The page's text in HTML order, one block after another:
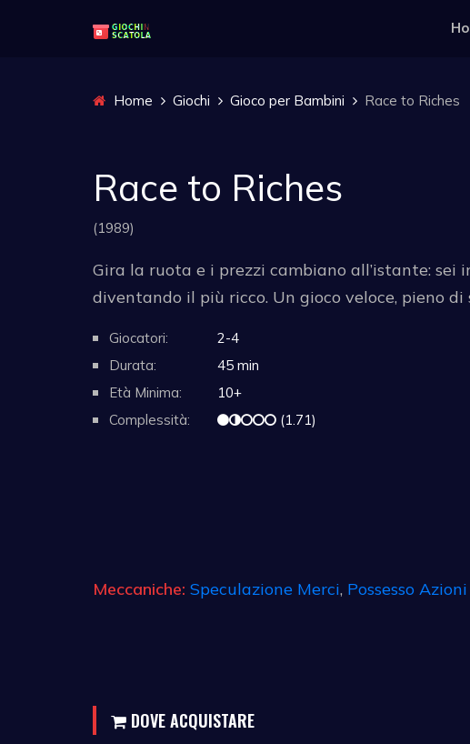
Home Giochi Gioco per Bambini Race to Riches
Race to Riches
(1989)
Gira la ruota e i prezzi cambiano all’istante: sei
diventando il più ricco. Un gioco veloce, pieno
Giocatori:
2-4
Durata:
45 min
Età Minima:
10+
Complessità:
(1.71)
Meccaniche: Speculazione Merci, Possesso Azioni
DOVE ACQUISTARE